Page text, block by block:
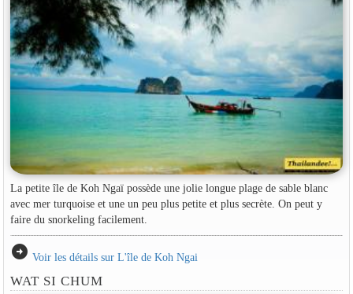
La petite île de Koh Ngaï possède une jolie longue plage de sable blanc
avec mer turquoise et une un peu plus petite et plus secrète. On peut y
faire du snorkeling facilement.
arrow_circle_right Voir les détails sur L'île de Koh Ngai
WAT SI CHUM